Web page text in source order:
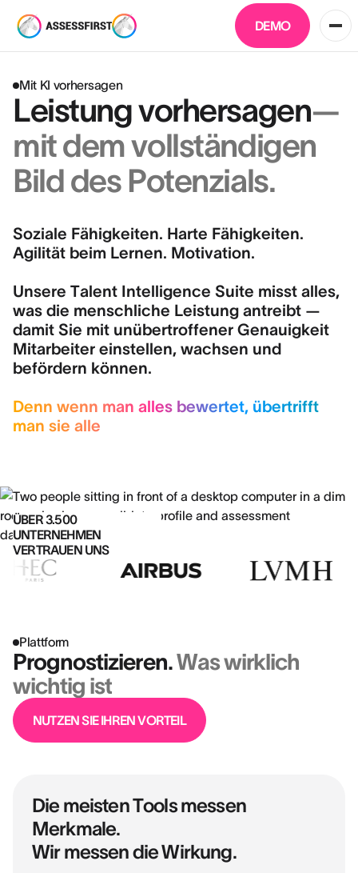
DEMO
Mit KI vorhersagen
Leistung vorhersagen—
mit dem vollständigen
Bild des Potenzials.
Soziale Fähigkeiten. Harte Fähigkeiten.
Agilität beim Lernen. Motivation.
Unsere Talent Intelligence Suite misst alles,
was die menschliche Leistung antreibt —
damit Sie mit unübertroffener Genauigkeit
Mitarbeiter einstellen, wachsen und
befördern können.
Denn wenn man alles bewertet, übertrifft
man sie alle
ÜBER 3.500
UNTERNEHMEN
VERTRAUEN UNS
Plattform
Prognostizieren.Was wirklich
wichtig ist
NUTZEN SIE IHREN VORTEIL
Die meisten Tools messen
Merkmale.
Wir messen die Wirkung.